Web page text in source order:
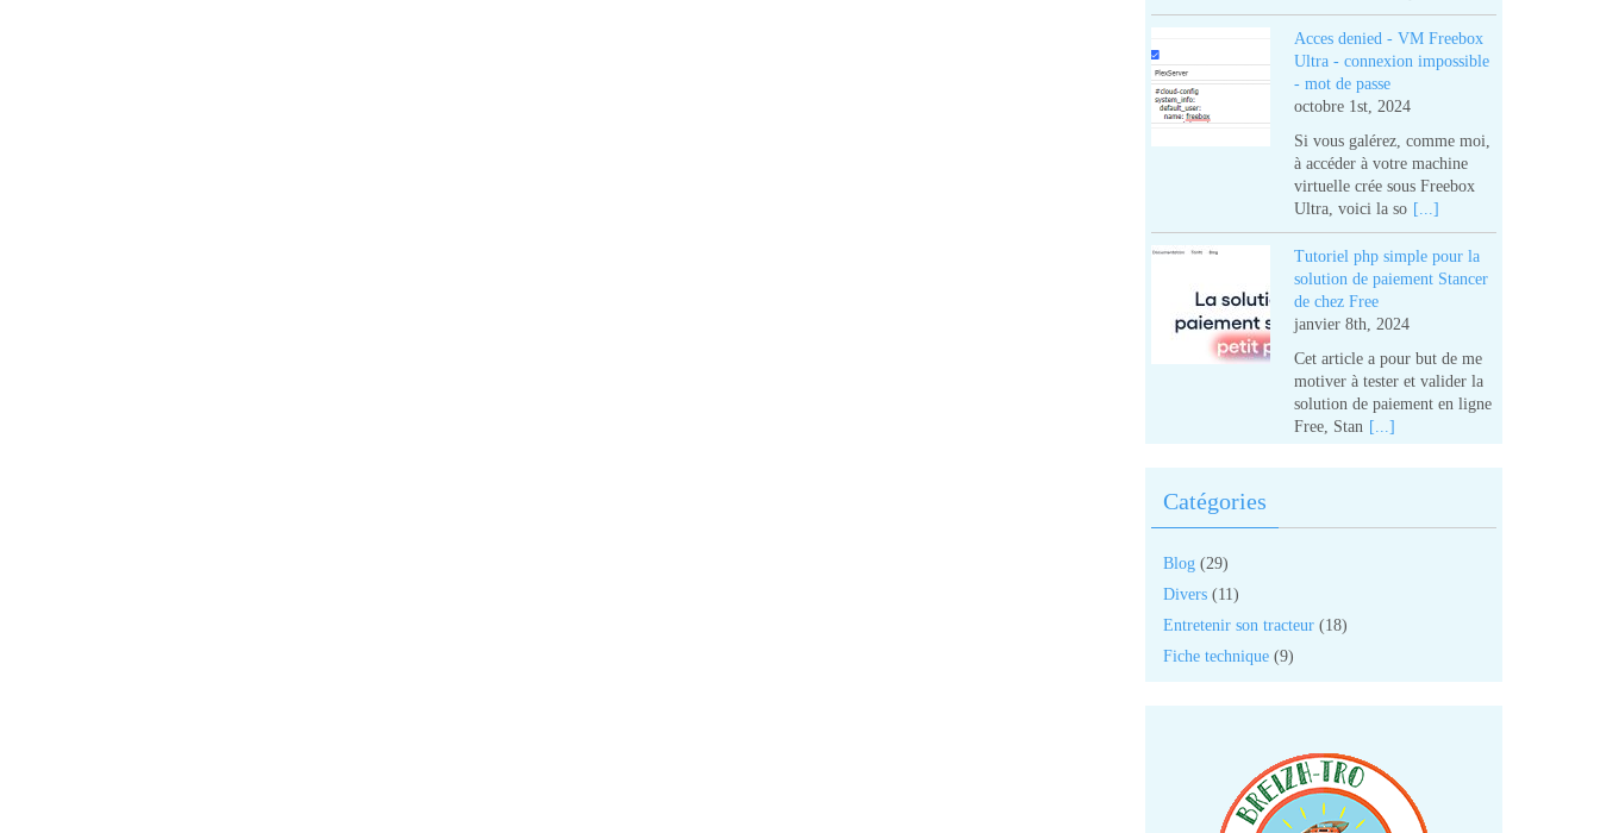
Acces denied - VM Freebox
Ultra - connexion impossible
- mot de passe
octobre 1st, 2024
Si vous galérez, comme moi,
à accéder à votre machine
virtuelle crée sous Freebox
Ultra, voici la so [...]
Tutoriel php simple pour la
solution de paiement Stancer
de chez Free
janvier 8th, 2024
Cet article a pour but de me
motiver à tester et valider la
solution de paiement en ligne
Free, Stan [...]
Catégories
Blog (29)
Divers (11)
Entretenir son tracteur (18)
Fiche technique (9)